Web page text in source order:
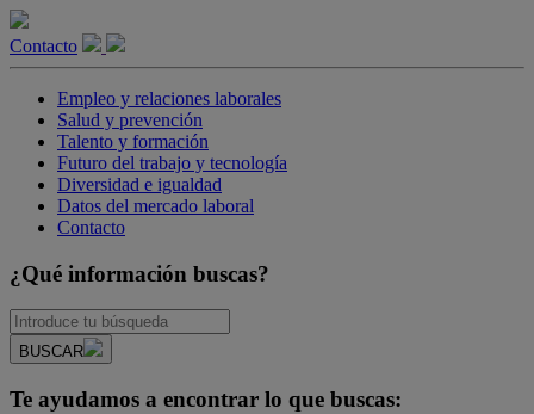
Contacto
Empleo y relaciones laborales
Salud y prevención
Talento y formación
Futuro del trabajo y tecnología
Diversidad e igualdad
Datos del mercado laboral
Contacto
¿Qué información buscas?
BUSCAR
Te ayudamos a encontrar lo que buscas: